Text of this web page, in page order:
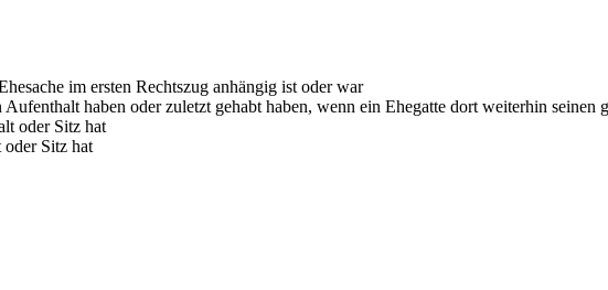
im ersten Rechtszug anhängig ist oder war
haben oder zuletzt gehabt haben, wenn ein Ehegatte dort weiterhin seinen
oder Sitz hat
Sitz hat